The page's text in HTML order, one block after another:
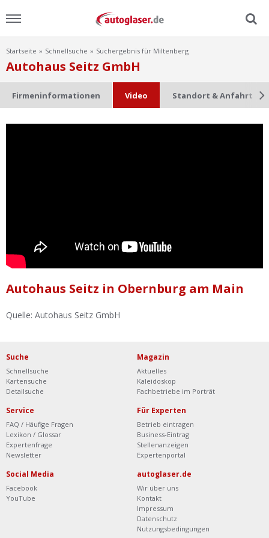
Menu
Home
Lexikon
Startseite Schnellsuche Suchergebnis für Miltenberg
Autohaus Seitz GmbH
Firmeninformationen Video Standort & Anfahrt
Autohaus Seitz in Obernburg am Main
Quelle: Autohaus Seitz GmbH
Suche
Schnellsuche
Kartensuche
Detailsuche
Magazin
Aktuelles
Kaleidoskop
Fachbetriebe im Porträt
Service
FAQ / Häufige Fragen
Lexikon / Glossar
Expertenfrage
Newsletter
Für Experten
Betrieb eintragen
Business-Eintrag
Stellenanzeigen
Expertenportal
Social Media
Facebook
YouTube
autoglaser.de
Wir über uns
Kontakt
Impressum
Datenschutz
Nutzungsbedingungen